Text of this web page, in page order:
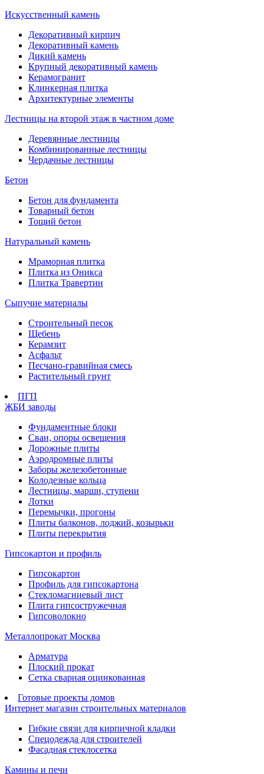
Искусственный камень
Декоративный кирпич
Декоративный камень
Дикий камень
Крупный декоративный камень
Керамогранит
Клинкерная плитка
Архитектурные элементы
Лестницы на второй этаж в частном доме
Деревянные лестницы
Комбинированные лестницы
Чердачные лестницы
Бетон
Бетон для фундамента
Товарный бетон
Тощий бетон
Натуральный камень
Мраморная плитка
Плитка из Оникса
Плитка Травертин
Сыпучие материалы
Строительный песок
Щебень
Керамзит
Асфальт
Песчано-гравийная смесь
Растительный грунт
ПГП
ЖБИ заводы
Фундаментные блоки
Сваи, опоры освещения
Дорожные плиты
Аэродромные плиты
Заборы железобетонные
Колодезные кольца
Лестницы, марши, ступени
Лотки
Перемычки, прогоны
Плиты балконов, лоджий, козырьки
Плиты перекрытия
Гипсокартон и профиль
Гипсокартон
Профиль для гипсокартона
Стекломагниевый лист
Плита гипсостружечная
Гипсоволокно
Металлопрокат Москва
Арматура
Плоский прокат
Сетка сварная оцинкованная
Готовые проекты домов
Интернет магазин строительных материалов
Гибкие связи для кирпичной кладки
Спецодежда для строителей
Фасадная стеклосетка
Камины и печи